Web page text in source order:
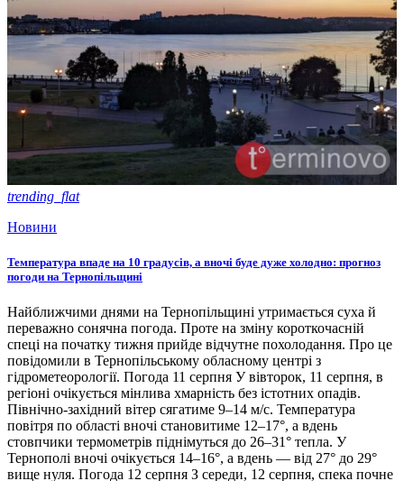
trending_flat
Новини
Температура впаде на 10 градусів, а вночі буде дуже холодно: прогноз
погоди на Тернопільщині
Найближчими днями на Тернопільщині утримається суха й
переважно сонячна погода. Проте на зміну короткочасній
спеці на початку тижня прийде відчутне похолодання. Про це
повідомили в Тернопільському обласному центрі з
гідрометеорології. Погода 11 серпня У вівторок, 11 серпня, в
регіоні очікується мінлива хмарність без істотних опадів.
Північно-західний вітер сягатиме 9–14 м/с. Температура
повітря по області вночі становитиме 12–17°, а вдень
стовпчики термометрів піднімуться до 26–31° тепла. У
Тернополі вночі очікується 14–16°, а вдень — від 27° до 29°
вище нуля. Погода 12 серпня З середи, 12 серпня, спека почне